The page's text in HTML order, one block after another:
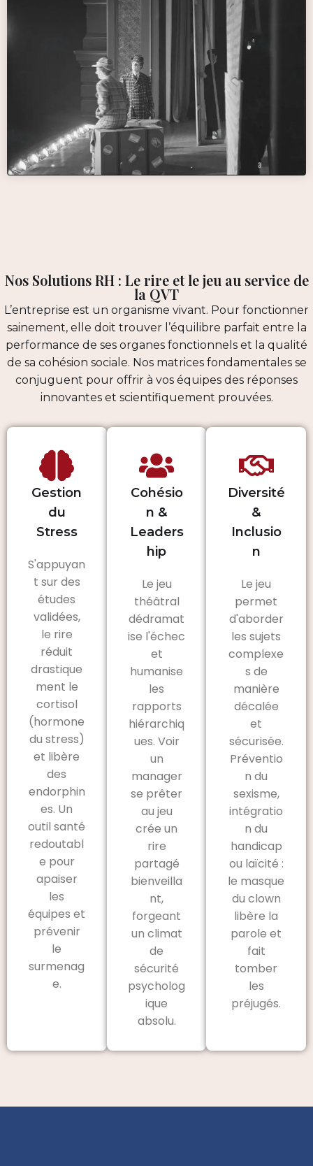
Nos Solutions RH : Le rire et le jeu au service de
la QVT
L’entreprise est un organisme vivant. Pour fonctionner
sainement, elle doit trouver l’équilibre parfait entre la
performance de ses organes fonctionnels et la qualité
de sa cohésion sociale. Nos matrices fondamentales se
conjuguent pour offrir à vos équipes des réponses
innovantes et scientifiquement prouvées.
Gestion
du
Stress
S'appuyan
t sur des
études
validées,
le rire
réduit
drastique
ment le
cortisol
(hormone
du stress)
et libère
des
endorphin
es. Un
outil santé
redoutabl
e pour
apaiser
les
équipes et
prévenir
le
surmenag
e.
Cohésio
n &
Leaders
hip
Le jeu
théâtral
dédramat
ise l'échec
et
humanise
les
rapports
hiérarchiq
ues. Voir
un
manager
se prêter
au jeu
crée un
rire
partagé
bienveilla
nt,
forgeant
un climat
de
sécurité
psycholog
ique
absolu.
Diversité
&
Inclusio
n
Le jeu
permet
d'aborder
les sujets
complexe
s de
manière
décalée
et
sécurisée.
Préventio
n du
sexisme,
intégratio
n du
handicap
ou laïcité :
le masque
du clown
libère la
parole et
fait
tomber
les
préjugés.